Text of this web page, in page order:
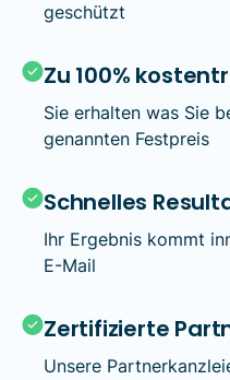
geschützt
Zu 100%
Sie erhalten was Sie
genannten Festpreis
Schnelles
Ihr Ergebnis kommt
E-Mail
Zertifizierte
Unsere